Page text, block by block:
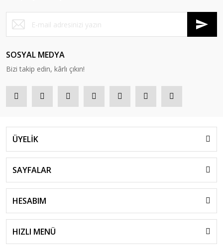
SOSYAL MEDYA
Bizi takip edin, kârlı çıkın!
ÜYELİK
SAYFALAR
HESABIM
HIZLI MENÜ